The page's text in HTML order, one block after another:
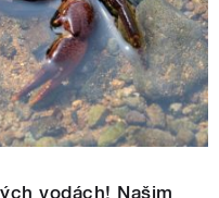
vodách! Našim